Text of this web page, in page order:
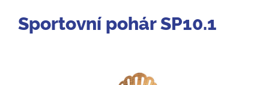
Sportovní pohár SP10.1